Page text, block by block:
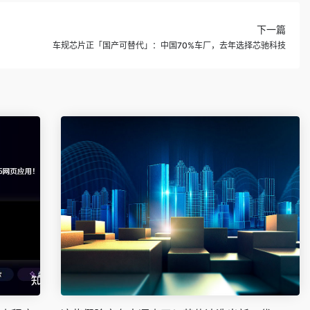
下一篇
车规芯片正「国产可替代」：中国70%车厂，去年选择芯驰科技